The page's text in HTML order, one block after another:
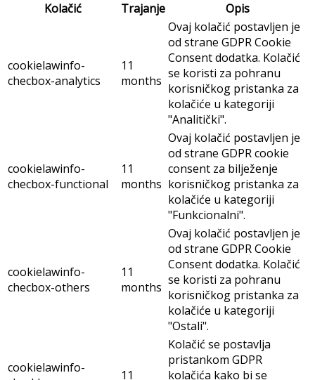
Kolačić
Trajanje Opis
cookielawinfo-
checbox-analytics
11
months
Ovaj kolačić postavljen je
od strane GDPR Cookie
Consent dodatka. Kolačić
se koristi za pohranu
korisničkog pristanka za
kolačiće u kategoriji
"Analitički".
cookielawinfo-
checbox-functional
11
months
Ovaj kolačić postavljen je
od strane GDPR cookie
consent za bilježenje
korisničkog pristanka za
kolačiće u kategoriji
"Funkcionalni".
cookielawinfo-
checbox-others
11
months
Ovaj kolačić postavljen je
od strane GDPR Cookie
Consent dodatka. Kolačić
se koristi za pohranu
korisničkog pristanka za
kolačiće u kategoriji
"Ostali".
cookielawinfo-
11
Kolačić se postavlja
pristankom GDPR
kolačića kako bi se